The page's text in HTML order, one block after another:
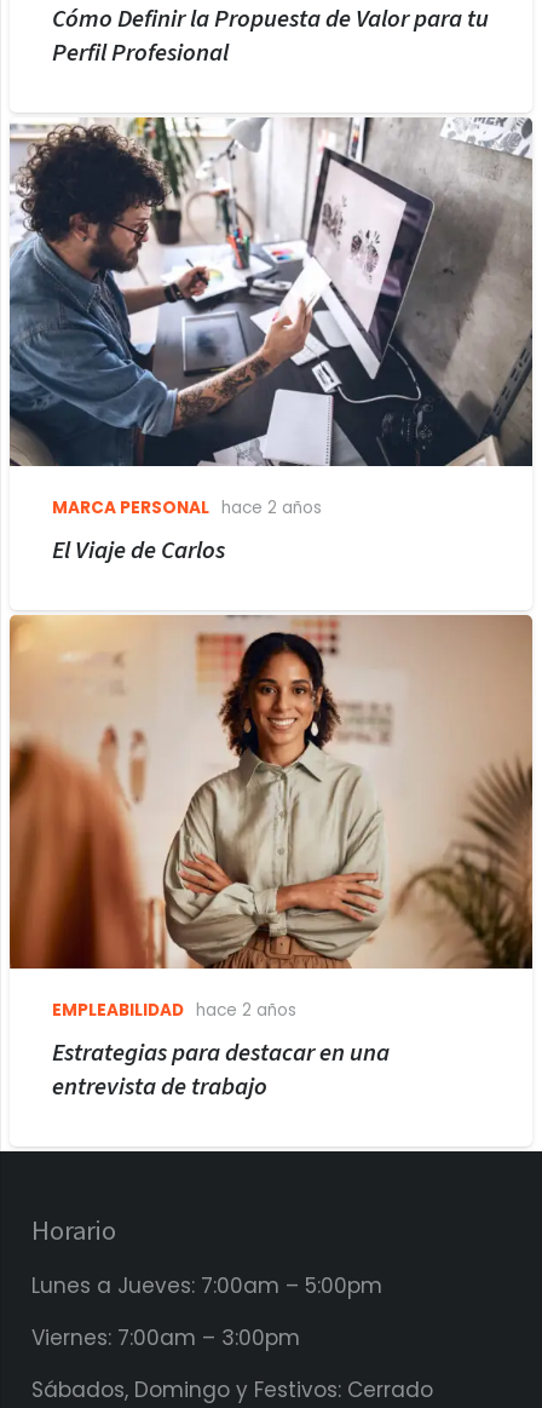
Cómo Definir la Propuesta de Valor para tu
Perfil Profesional
MARCA PERSONAL hace 2 años
El Viaje de Carlos
EMPLEABILIDAD hace 2 años
Estrategias para destacar en una
entrevista de trabajo
Horario
Lunes a Jueves: 7:00am – 5:00pm
Viernes: 7:00am – 3:00pm
Sábados, Domingo y Festivos: Cerrado